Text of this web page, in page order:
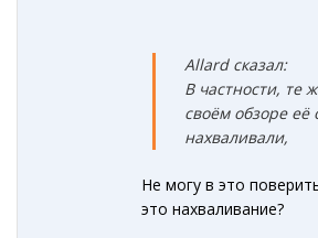
Allard сказал:
В частности, те
своём обзоре её
нахваливали,
Не могу в это
это нахваливание?